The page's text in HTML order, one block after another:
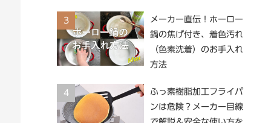
3
メーカー直伝！ホーロー
鍋の焦げ付き、着色汚れ
（色素沈着）のお手入れ
方法
4
ふっ素樹脂加工フライパ
ンは危険？メーカー目線